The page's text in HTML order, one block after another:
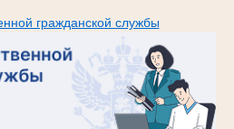
гражданской службы